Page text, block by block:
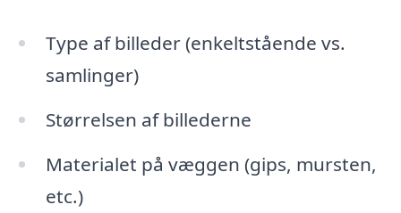
Type af billeder (enkeltstående vs.
samlinger)
Størrelsen af billederne
Materialet på væggen (gips, mursten,
etc.)